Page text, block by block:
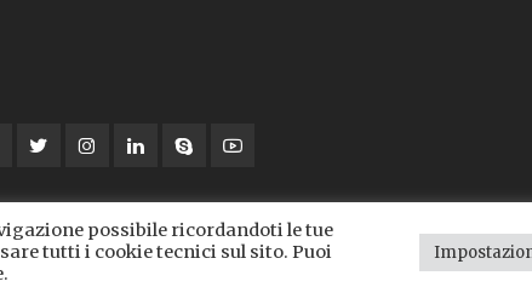
riservate © Copyright 2021 by Dott.ssa Alessia
possibile ricordandoti le tue
tutti i cookie tecnici sul sito. Puoi